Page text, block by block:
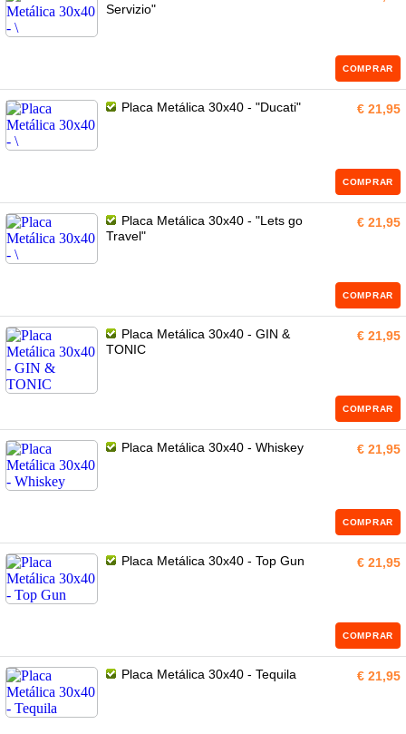
Servizio"
COMPRAR
Placa Metálica 30x40 - "Ducati" € 21,95
COMPRAR
Placa Metálica 30x40 - "Lets go
Travel"
€ 21,95
COMPRAR
Placa Metálica 30x40 - GIN &
TONIC
€ 21,95
COMPRAR
Placa Metálica 30x40 - Whiskey € 21,95
COMPRAR
Placa Metálica 30x40 - Top Gun € 21,95
COMPRAR
Placa Metálica 30x40 - Tequila € 21,95